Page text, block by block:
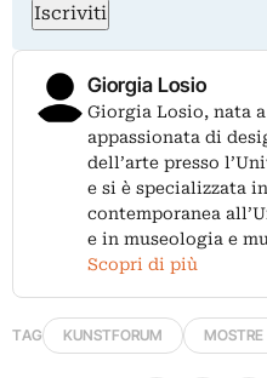
Iscriviti
Giorgia Losio
Giorgia Losio, nata
appassionata di
dell’arte presso
e si è specializzata
contemporanea
e in museologia e
Scopri di più
TAG KUNSTFORUM MOSTRE